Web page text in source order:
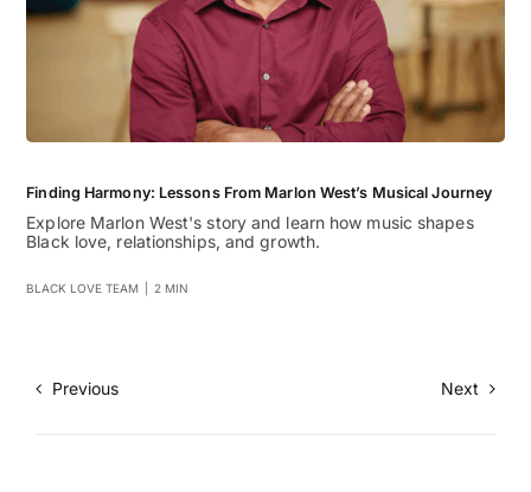
Finding Harmony: Lessons From Marlon West’s Musical Journey
Explore Marlon West's story and learn how music shapes
Black love, relationships, and growth.
BLACK LOVE TEAM 2 MIN
Previous Next